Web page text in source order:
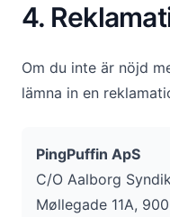
4.
Om du inte är nöjd
lämna in en
PingPuffin ApS
C/O Aalborg
Møllegade 11A,